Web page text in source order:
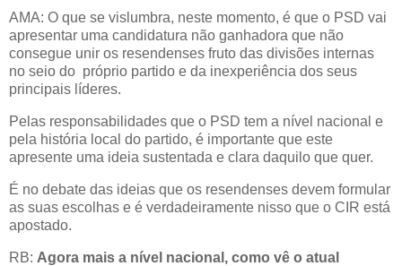
AMA: O que se vislumbra, neste momento, é que o PSD vai
apresentar uma candidatura não ganhadora que não
consegue unir os resendenses fruto das divisões internas
no seio do próprio partido e da inexperiência dos seus
principais líderes.
Pelas responsabilidades que o PSD tem a nível nacional e
pela história local do partido, é importante que este
apresente uma ideia sustentada e clara daquilo que quer.
É no debate das ideias que os resendenses devem formular
as suas escolhas e é verdadeiramente nisso que o CIR está
apostado.
RB: Agora mais a nível nacional, como vê o atual